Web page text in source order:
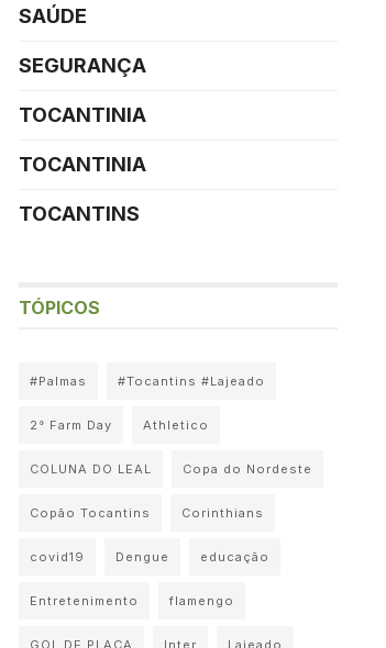
SAÚDE
SEGURANÇA
TOCANTINIA
TOCANTINIA
TOCANTINS
TÓPICOS
#Palmas #Tocantins #Lajeado
2° Farm Day Athletico
COLUNA DO LEAL Copa do Nordeste
Copão Tocantins Corinthians
covid19 Dengue educação
Entretenimento flamengo
GOL DE PLACA Inter Lajeado